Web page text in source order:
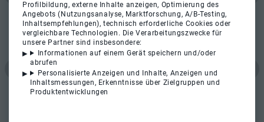
Profilbildung, externe Inhalte anzeigen, Optimierung des
Angebots (Nutzungsanalyse, Marktforschung, A/B-Testing,
Inhaltsempfehlungen), technisch erforderliche Cookies oder
vergleichbare Technologien. Die Verarbeitungszwecke für
unsere Partner sind insbesondere:
Informationen auf einem Gerät speichern und/oder
abrufen
Personalisierte Anzeigen und Inhalte, Anzeigen und
Inhaltsmessungen, Erkenntnisse über Zielgruppen und
Produktentwicklungen